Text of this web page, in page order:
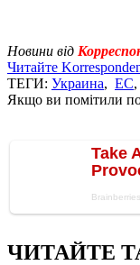
Новини від
Читайте
ТЕГИ: Украина, ЕС,
Якщо ви помітили
ЧИТАЙТЕ